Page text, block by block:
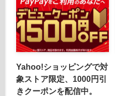
Yahoo!ショッピングで対
象ストア限定、1000円引
きクーポンを配信中。